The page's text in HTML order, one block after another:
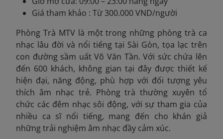
Giá tham khảo : Từ 300.000 VND/người
Phòng Trà MTV là một trong những phòng trà ca
nhạc lâu đời và nổi tiếng tại Sài Gòn, tọa lạc trên
con đường sầm uất Võ Văn Tần. Với sức chứa lên
đến 600 khách, không gian tại đây được thiết kế
hiện đại, năng động, phù hợp với đối tượng yêu
thích âm nhạc trẻ. Phòng trà thường xuyên tổ
chức các đêm nhạc sôi động, với sự tham gia của
nhiều ca sĩ nổi tiếng, mang đến cho khán giả
những trải nghiệm âm nhạc đầy cảm xúc.